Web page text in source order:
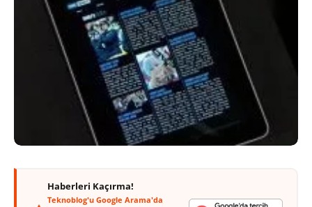
Haberleri Kaçırma!
Teknoblog'u Google Arama'da